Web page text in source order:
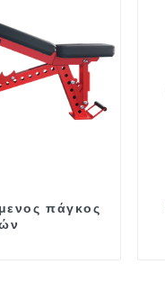
πάγκος